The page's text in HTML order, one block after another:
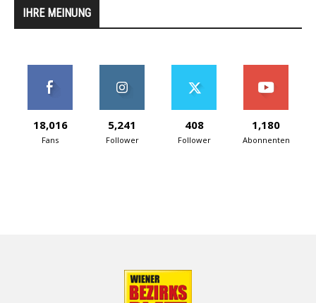
IHRE MEINUNG
18,016
Fans
5,241
Follower
408
Follower
1,180
Abonnenten